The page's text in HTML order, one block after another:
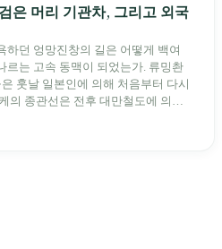
은 머리 기관차, 그리고 외국
하던 엉망진창의 길은 어떻게 백여
르는 고속 동맥이 되었는가. 류밍촨
훗날 일본인에 의해 처음부터 다시
의 종관선은 전후 대만철도에 의해
다 앞선 세대의 기록을 주석으로 밀
이르러서야 원주민 지명이 다시 철